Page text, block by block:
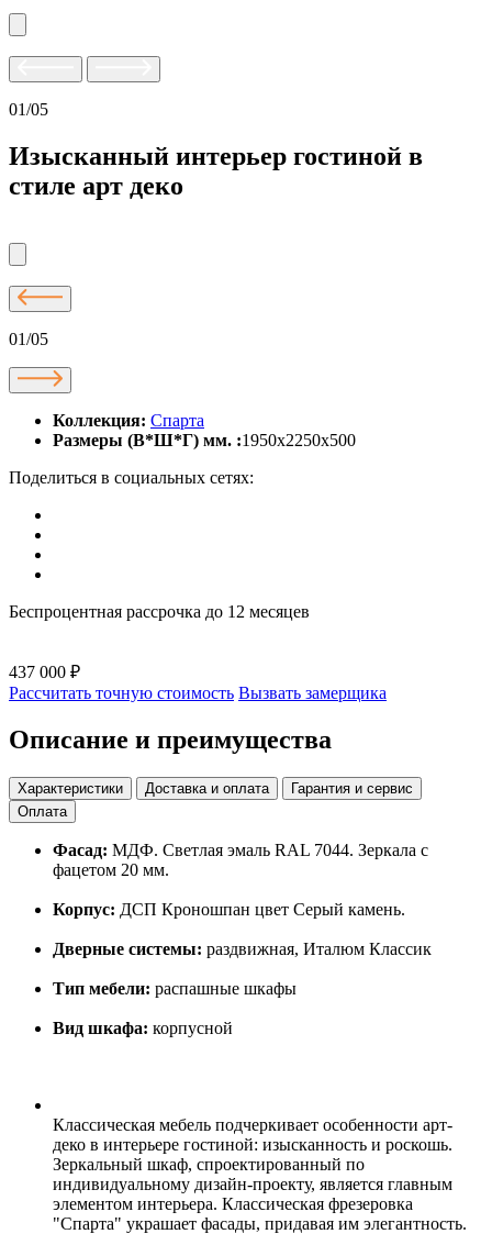
01/05
Изысканный интерьер гостиной в
стиле арт деко
01/05
Коллекция: Спарта
Размеры (В*Ш*Г) мм. :1950х2250х500
Поделиться в социальных сетях:
Беспроцентная рассрочка до 12 месяцев
437 000 ₽
Рассчитать точную стоимость Вызвать замерщика
Описание и преимущества
Характеристики Доставка и оплата
Гарантия и сервис
Оплата
Фасад: МДФ. Светлая эмаль RAL 7044. Зеркала с
фацетом 20 мм.
Корпус: ДСП Кроношпан цвет Серый камень.
Дверные системы: раздвижная, Италюм Классик
Тип мебели: распашные шкафы
Вид шкафа: корпусной
Классическая мебель подчеркивает особенности арт-
деко в интерьере гостиной: изысканность и роскошь.
Зеркальный шкаф, спроектированный по
индивидуальному дизайн-проекту, является главным
элементом интерьера. Классическая фрезеровка
"Спарта" украшает фасады, придавая им элегантность.